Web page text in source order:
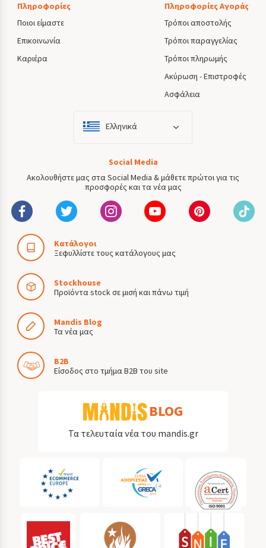
Πληροφορίες
Ποιοι είμαστε
Επικοινωνία
Καριέρα
Πληροφορίες Αγοράς
Τρόποι αποστολής
Τρόποι παραγγελίας
Τρόποι πληρωμής
Ακύρωση - Επιστροφές
Ασφάλεια
Ελληνικά
Social Media
Ακολουθήστε μας στα Social Media & μάθετε πρώτοι για τις
προσφορές και τα νέα μας
Κατάλογοι
Ξεφυλλίστε τους κατάλογους μας
Stockhouse
Προϊόντα stock σε μισή και πάνω τιμή
Mandis Blog
Τα νέα μας
B2B
Είσοδος στο τμήμα B2B του site
BLOG
Τα τελευταία νέα του mandis.gr